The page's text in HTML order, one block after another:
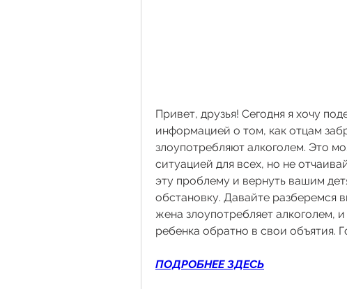
Привет, друзья! Сегодня я хочу
информацией о том, как отцам
злоупотребляют алкоголем. Это
ситуацией для всех, но не
эту проблему и вернуть вашим
обстановку. Давайте разберемся
жена злоупотребляет алкоголем,
ребенка обратно в свои объятия.
ПОДРОБНЕЕ ЗДЕСЬ